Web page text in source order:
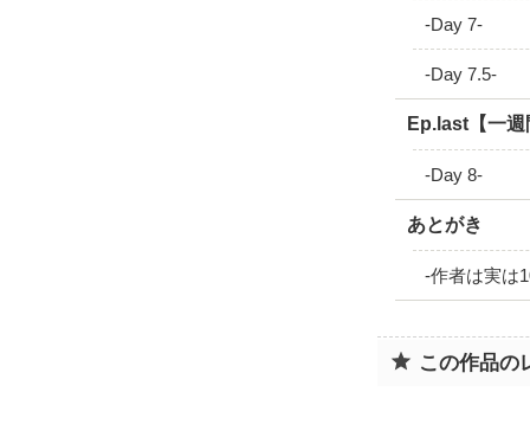
-Day 7-
-Day 7.5-
Ep.last【一
-Day 8-
あとがき
-作者は実は
この作品の